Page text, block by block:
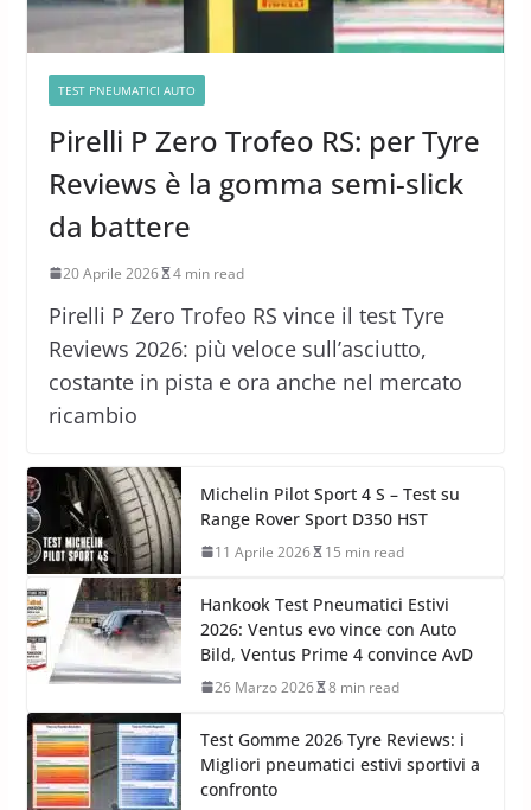
TEST PNEUMATICI AUTO
Pirelli P Zero Trofeo RS: per Tyre
Reviews è la gomma semi-slick
da battere
20 Aprile 2026 4 min read
Pirelli P Zero Trofeo RS vince il test Tyre
Reviews 2026: più veloce sull’asciutto,
costante in pista e ora anche nel mercato
ricambio
Michelin Pilot Sport 4 S – Test su
Range Rover Sport D350 HST
11 Aprile 2026 15 min read
Hankook Test Pneumatici Estivi
2026: Ventus evo vince con Auto
Bild, Ventus Prime 4 convince AvD
26 Marzo 2026 8 min read
Test Gomme 2026 Tyre Reviews: i
Migliori pneumatici estivi sportivi a
confronto